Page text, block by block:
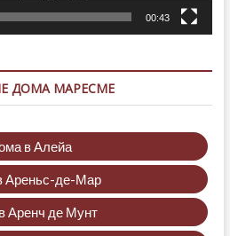
00:43
ДОМА МАРЕСМЕ
в Алейа
Ареньс-де-Мар
Аренч де Мунт